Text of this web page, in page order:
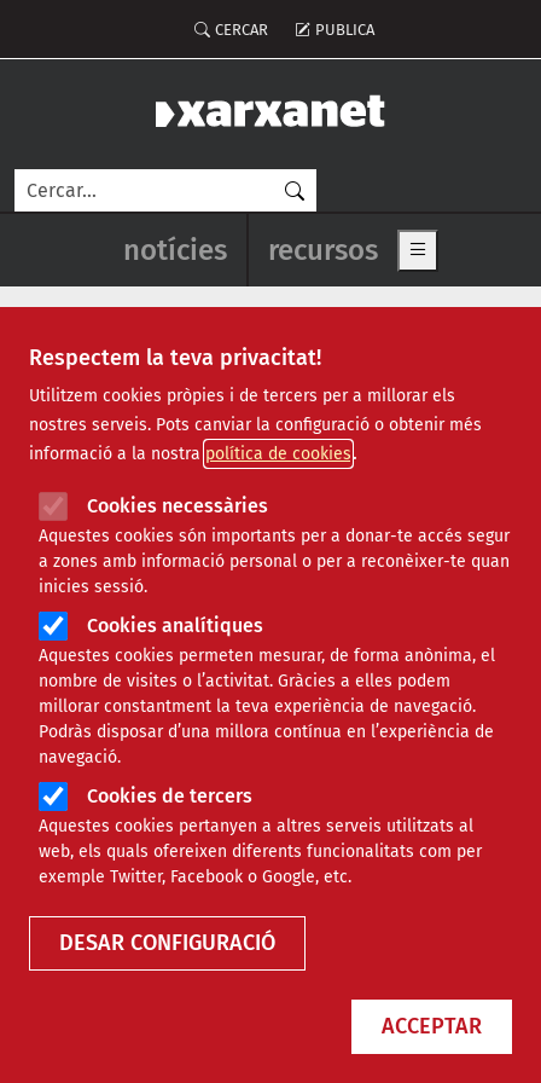
Respectem la teva privacitat!
Utilitzem cookies pròpies i de tercers per a millorar els
nostres serveis. Pots canviar la configuració o obtenir més
informació a la nostra política de cookies
Cookies necessàries
Aquestes cookies són importants per a donar-te accés segur
a zones amb informació personal o per a reconèixer-te quan
inicies sessió.
Cookies analítiques
Aquestes cookies permeten mesurar, de forma anònima, el
nombre de visites o l’activitat. Gràcies a elles podem
millorar constantment la teva experiència de navegació.
Podràs disposar d’una millora contínua en l’experiència de
navegació.
Cookies de tercers
Aquestes cookies pertanyen a altres serveis utilitzats al
web, els quals ofereixen diferents funcionalitats com per
exemple Twitter, Facebook o Google, etc.
DESAR CONFIGURACIÓ
ACCEPTAR
Menú del compte d'usuari
CERCAR PUBLICA
Cerca
Navegació principal de
notícies recursos Show main
Notícies
Totes | Ambiental | Comunitari | Cultural | Social
|
Internacional | Projectes | Jurídic | Tecnològic
Formació